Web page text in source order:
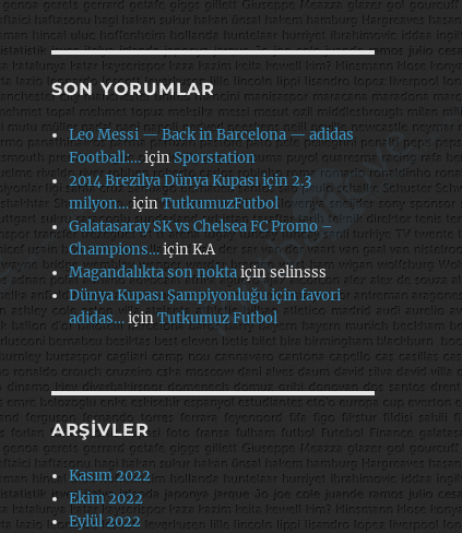
SON YORUMLAR
Leo Messi — Back in Barcelona — adidas
Football:…içinSporstation
2014 Brezilya Dünya Kupası için 2.3
milyon…içinTutkumuzFutbol
Galatasaray SK vs Chelsea FC Promo –
Champions…içinK.A
Magandalıkta son noktaiçinselinsss
Dünya Kupası Şampiyonluğu için favori
adidas…içinTutkumuz Futbol
ARŞIVLER
Kasım 2022
Ekim 2022
Eylül 2022